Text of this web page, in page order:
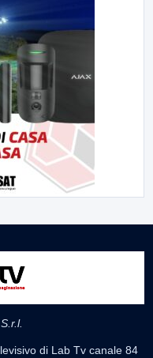
di Lab Tv canale 84